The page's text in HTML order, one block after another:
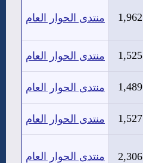
1,962 منتدى الحوار العام
1,525 منتدى الحوار العام
1,489 منتدى الحوار العام
1,527 منتدى الحوار العام
2,306 منتدى الحوار العام